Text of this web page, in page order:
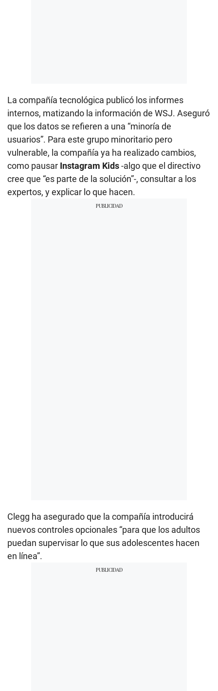
La compañía tecnológica publicó los informes
internos, matizando la información de WSJ. Aseguró
que los datos se refieren a una “minoría de
usuarios”. Para este grupo minoritario pero
vulnerable, la compañía ya ha realizado cambios,
como pausar Instagram Kids-algo que el directivo
cree que “es parte de la solución”-, consultar a los
expertos, y explicar lo que hacen.
Clegg ha asegurado que la compañía introducirá
nuevos controles opcionales “para que los adultos
puedan supervisar lo que sus adolescentes hacen
en línea”.